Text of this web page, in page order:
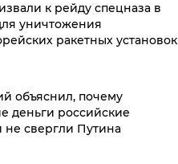
к рейду спецназа в
уничтожения
ракетных установок
объяснил, почему
деньги российские
не свергли Путина